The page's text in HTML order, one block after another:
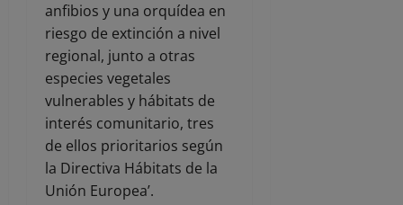
anfibios y una orquídea en
riesgo de extinción a nivel
regional, junto a otras
especies vegetales
vulnerables y hábitats de
interés comunitario, tres
de ellos prioritarios según
la Directiva Hábitats de la
Unión Europea’.